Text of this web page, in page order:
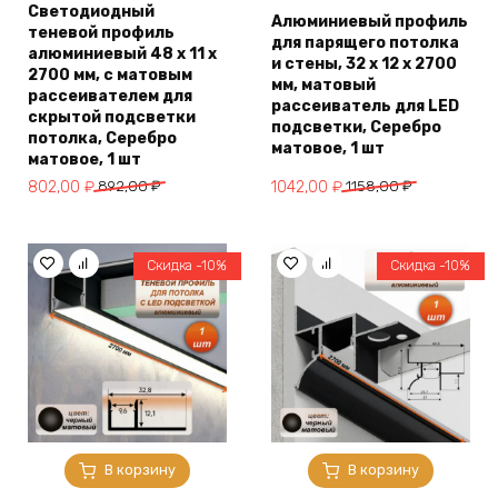
Светодиодный
теневой профиль
алюминиевый 48 х 11 х
2700 мм, с матовым
рассеивателем для
скрытой подсветки
потолка, Серебро
матовое, 1 шт
892,00₽
Первоначальная
892,00 ₽.
802,00 ₽
Текущая
Алюминиевый профиль
для парящего потолка
и стены, 32 х 12 х 2700
мм, матовый
рассеиватель для LED
подсветки, Серебро
матовое, 1 шт
1158,00₽
Первоначальная
1158,00 ₽.
1042,00 ₽
Текущая
В корзину
Скидка -10%
В корзину
Скидка -10%